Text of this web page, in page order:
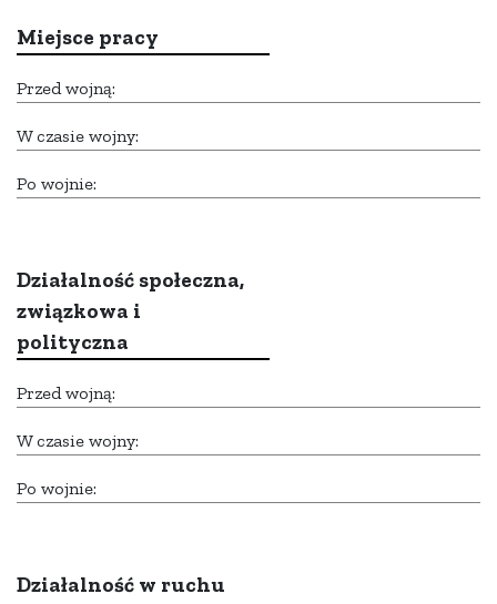
Miejsce pracy
Przed wojną:
W czasie wojny:
Po wojnie:
Działalność społeczna,
związkowa i
polityczna
Przed wojną:
W czasie wojny:
Po wojnie:
Działalność w ruchu